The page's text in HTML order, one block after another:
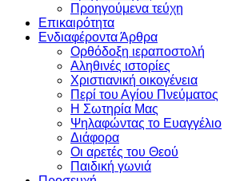
Προηγούμενα τεύχη
Επικαιρότητα
Ενδιαφέροντα Άρθρα
Ορθόδοξη ιεραποστολή
Αληθινές ιστορίες
Χριστιανική οικογένεια
Περί του Αγίου Πνεύματος
Η Σωτηρία Μας
Ψηλαφώντας το Ευαγγέλιο
Διάφορα
Οι αρετές του Θεού
Παιδική γωνιά